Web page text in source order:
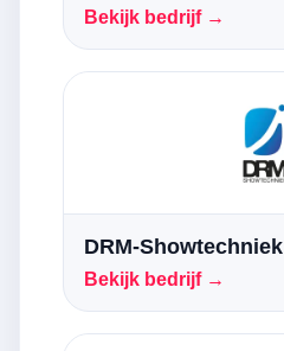
Bekijk bedrijf →
DRM-Showtechniek
Bekijk bedrijf →